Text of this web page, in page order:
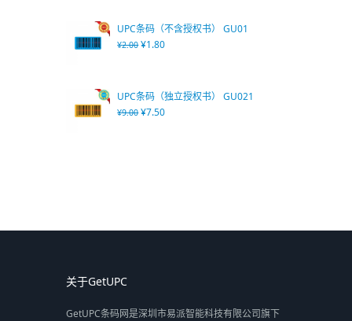
UPC条码（不含授权书） GU01
¥2.00 ¥1.80
UPC条码（独立授权书） GU021
¥9.00 ¥7.50
关于GetUPC
GetUPC条码网是深圳市易派智能科技有限公司旗下